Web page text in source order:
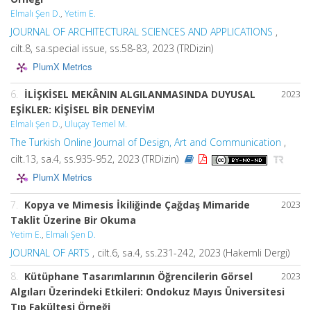
Elmalı Şen D., Yetim E.
JOURNAL OF ARCHITECTURAL SCIENCES AND APPLICATIONS ,
cilt.8, sa.special issue, ss.58-83, 2023 (TRDizin)
PlumX Metrics
2023
6. İLİŞKİSEL MEKÂNIN ALGILANMASINDA DUYUSAL
EŞİKLER: KİŞİSEL BİR DENEYİM
Elmalı Şen D., Uluçay Temel M.
The Turkish Online Journal of Design, Art and Communication ,
cilt.13, sa.4, ss.935-952, 2023 (TRDizin)
PlumX Metrics
2023
7. Kopya ve Mimesis İkiliğinde Çağdaş Mimaride
Taklit Üzerine Bir Okuma
Yetim E., Elmalı Şen D.
JOURNAL OF ARTS , cilt.6, sa.4, ss.231-242, 2023 (Hakemli Dergi)
2023
8. Kütüphane Tasarımlarının Öğrencilerin Görsel
Algıları Üzerindeki Etkileri: Ondokuz Mayıs Üniversitesi
Tıp Fakültesi Örneği